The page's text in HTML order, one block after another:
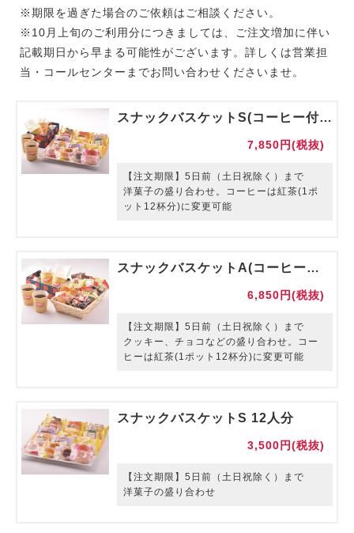
※期限を過ぎた場合のご依頼はご相談ください。
※10月上旬のご利用分につきましては、ご注文増加に伴い
記載期日から早まる可能性がございます。詳しくは営業担
当・コールセンターまでお問い合わせくださいませ。
スナックバスケットS(コーヒー付) 12人分
7,850円(税抜)
【注文期限】5日前（土日祝除く）まで
洋菓子の盛り合わせ。コーヒーは紅茶(1ポ
ット12杯分)に変更可能
スナックバスケットA(コーヒー付) 12人分
6,850円(税抜)
【注文期限】5日前（土日祝除く）まで
クッキー、チョコなどの盛り合わせ。コー
ヒーは紅茶(1ポット12杯分)に変更可能
スナックバスケットS 12人分
3,500円(税抜)
【注文期限】5日前（土日祝除く）まで
洋菓子の盛り合わせ